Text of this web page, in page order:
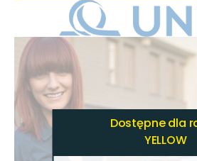
Dostępne dla
YELLOW